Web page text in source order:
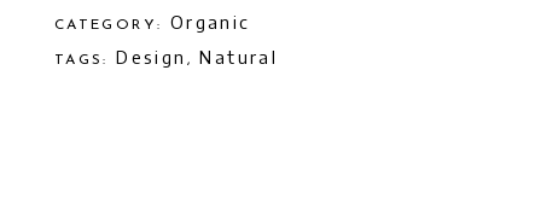
CATEGORY: Organic
TAGS:Design ,Natural